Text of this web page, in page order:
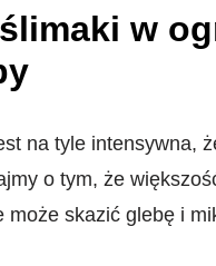
w
na tyle intensywna,
o tym, że
skazić glebę i